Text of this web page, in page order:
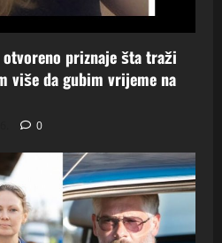
priznaje šta traži
više da gubim vrijeme na
0